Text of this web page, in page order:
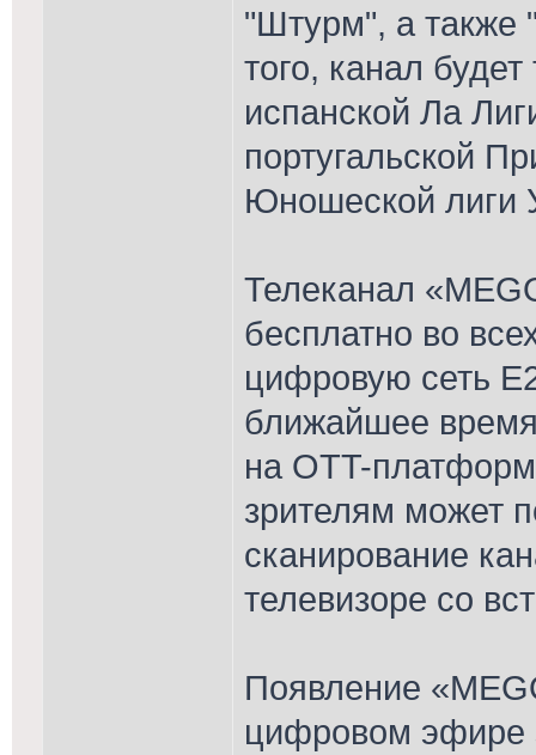
"Штурм", а также
того, канал
испанской Ла
португальской
Юношеской лиги
Телеканал
бесплатно во
цифровую сеть
ближайшее
на OTT-
зрителям может
сканирование
телевизоре со
Появление
цифровом эфире